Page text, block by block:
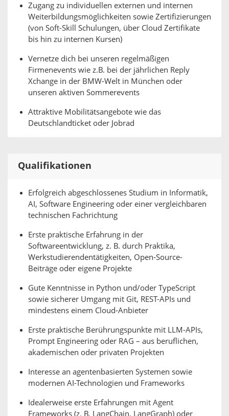
Zugang zu individuellen externen und internen
Weiterbildungsmöglichkeiten sowie Zertifizierungen
(von Soft-Skill Schulungen, über Cloud Zertifikate
bis hin zu internen Kursen)
Vernetze dich bei unseren regelmäßigen
Firmenevents wie z.B. bei der jährlichen Reply
Xchange in der BMW-Welt in München oder
unseren aktiven Sommerevents
Attraktive Mobilitätsangebote wie das
Deutschlandticket oder Jobrad
Qualifikationen
Erfolgreich abgeschlossenes Studium in Informatik,
AI, Software Engineering oder einer vergleichbaren
technischen Fachrichtung
Erste praktische Erfahrung in der
Softwareentwicklung, z. B. durch Praktika,
Werkstudierendentätigkeiten, Open-Source-
Beiträge oder eigene Projekte
Gute Kenntnisse in Python und/oder TypeScript
sowie sicherer Umgang mit Git, REST-APIs und
mindestens einem Cloud-Anbieter
Erste praktische Berührungspunkte mit LLM-APIs,
Prompt Engineering oder RAG – aus beruflichen,
akademischen oder privaten Projekten
Interesse an agentenbasierten Systemen sowie
modernen AI-Technologien und Frameworks
Idealerweise erste Erfahrungen mit Agent
Frameworks (z. B. LangChain, LangGraph) oder